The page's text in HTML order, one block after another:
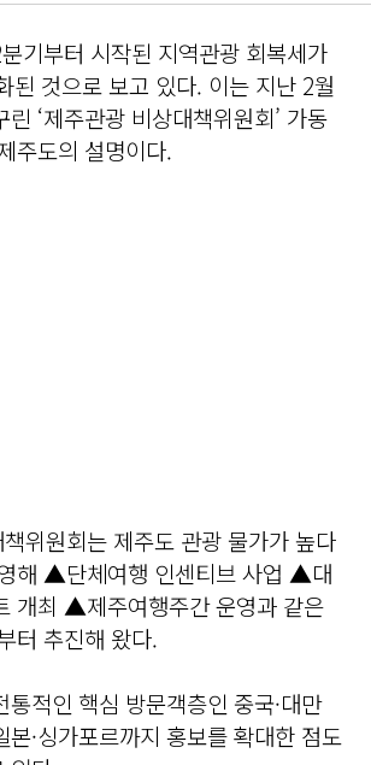
기부터 시작된 지역관광 회복세가
된 것으로 보고 있다. 이는 지난 2월
‘제주관광 비상대책위원회’ 가동
주도의 설명이다.
위원회는 제주도 관광 물가가 높다
해 ▲단체여행 인센티브 사업 ▲대
개최 ▲제주여행주간 운영과 같은
터 추진해 왔다.
통적인 핵심 방문객층인 중국·대만
본·싱가포르까지 홍보를 확대한 점도